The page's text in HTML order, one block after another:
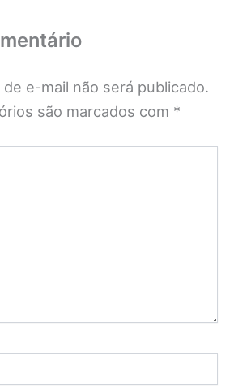
e-mail não será publicado.
são marcados com *